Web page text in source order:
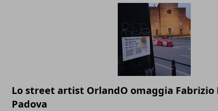
Lo street artist OrlandO omaggia Fabrizio
Padova